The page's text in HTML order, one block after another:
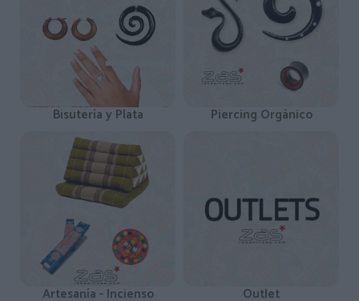
Bisutería y Plata Piercing Orgánico
Artesanía - Incienso Outlet